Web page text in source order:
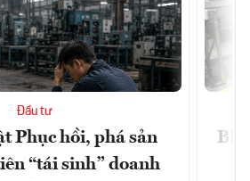
Đầu tư
Phục hồi, phá sản
“tái sinh” doanh